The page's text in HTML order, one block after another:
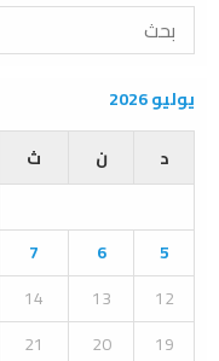
S
r
c
o
يوليو 2026
د
ن ث
5
6
7
12
13
14
19
20
21